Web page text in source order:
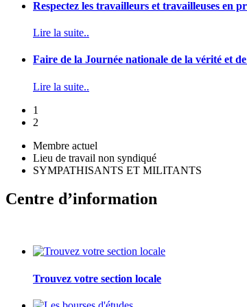
Respectez les travailleurs et travailleuses en
Lire la suite..
Faire de la Journée nationale de la vérité et
Lire la suite..
1
2
Membre actuel
Lieu de travail non syndiqué
SYMPATHISANTS ET MILITANTS
Centre d’information
Trouvez votre section locale